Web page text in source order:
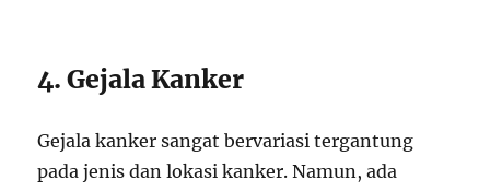
4. Gejala Kanker
Gejala kanker sangat bervariasi tergantung
pada jenis dan lokasi kanker. Namun, ada